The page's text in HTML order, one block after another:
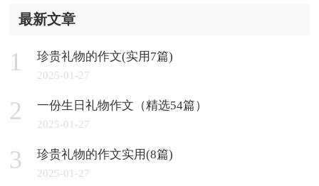
最新文章
1 珍贵礼物的作文(实用7篇)
2025-01-27
2 一份生日礼物作文（精选54篇）
2025-01-27
3 珍贵礼物的作文实用(8篇)
2025-01-27